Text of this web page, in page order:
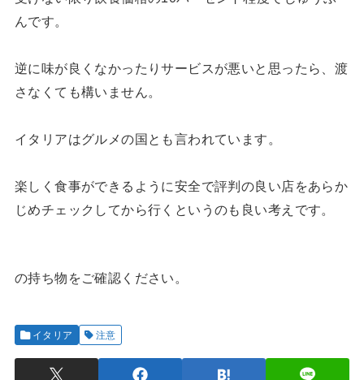
んです。
逆に味が良くなかったりサービスが悪いと思ったら、渡
さなくても構いません。
イタリアはグルメの国とも言われています。
楽しく食事ができるように安全で評判の良い店をあらか
じめチェックしてから行くというのも良い考えです。
の持ち物をご確認ください。
イタリア 注意